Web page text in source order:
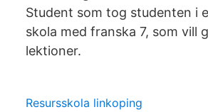
Student som tog studenten i
skola med franska 7, som vill
lektioner.
Resursskola linkoping